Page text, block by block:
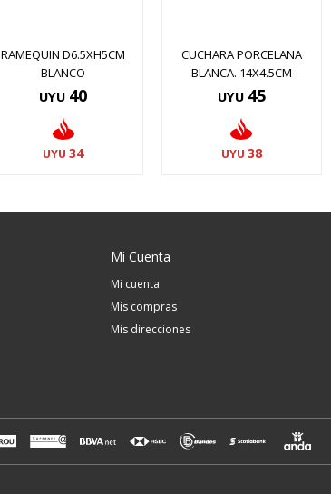
RAMEQUIN D6.5XH5CM
BLANCO
UYU 40
UYU 34
CUCHARA PORCELANA
BLANCA. 14X4.5CM
UYU 45
UYU 38
Mi Cuenta
Mi cuenta
Mis compras
Mis direcciones